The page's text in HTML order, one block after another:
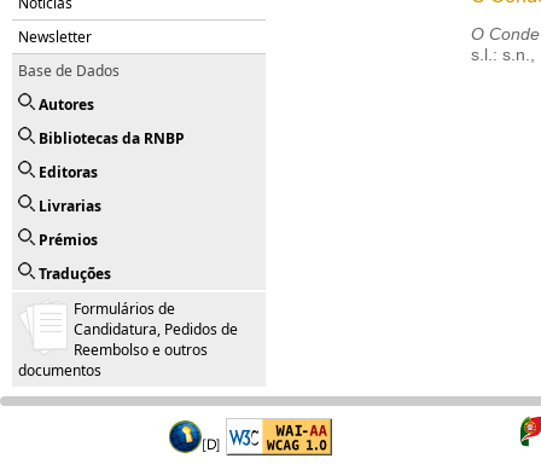
Newsletter
Base de Dados
Autores
Bibliotecas da RNBP
Editoras
Livrarias
Prémios
Traduções
Formulários de
Candidatura, Pedidos de
Reembolso e outros
documentos
O
s.l.: s.n.,